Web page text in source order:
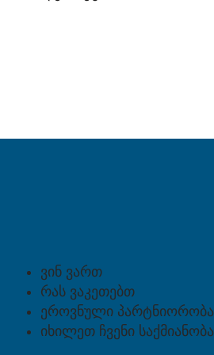
ვინ ვართ
რას ვაკეთებთ
ეროვნული პარტნიორობა
იხილეთ ჩვენი საქმიანობა